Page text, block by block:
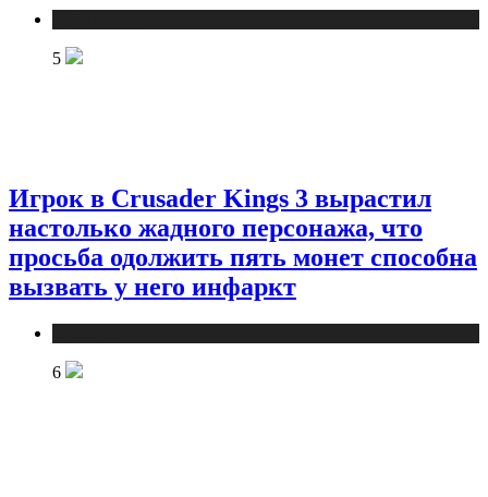
5
Игрок в Crusader Kings 3 вырастил
настолько жадного персонажа, что
просьба одолжить пять монет способна
вызвать у него инфаркт
6